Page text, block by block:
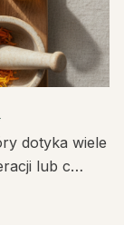
dotyka wiele
lub c…